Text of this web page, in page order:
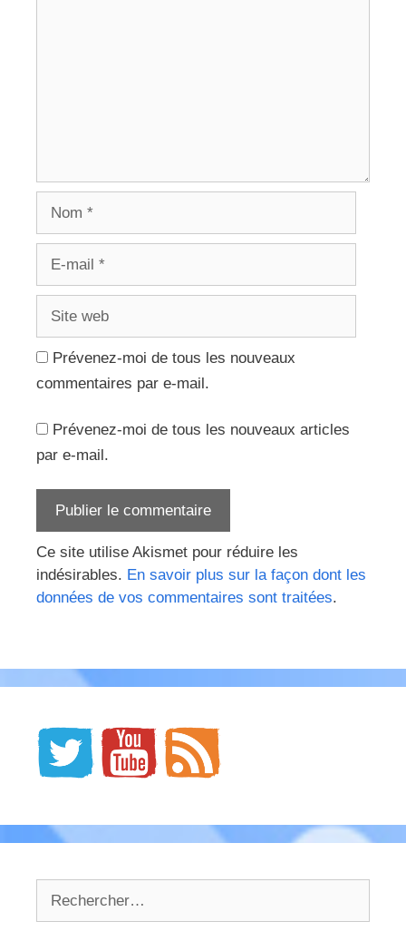
Prévenez-moi de tous les nouveaux
commentaires par e-mail.
Prévenez-moi de tous les nouveaux articles
par e-mail.
Ce site utilise Akismet pour réduire les
indésirables. En savoir plus sur la façon dont les
données de vos commentaires sont traitées.